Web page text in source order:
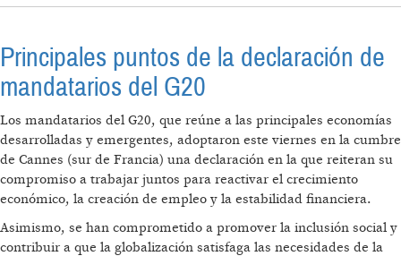
Principales puntos de la declaración de
mandatarios del G20
Los mandatarios del G20, que reúne a las principales economías
desarrolladas y emergentes, adoptaron este viernes en la cumbre
de Cannes (sur de Francia) una declaración en la que reiteran su
compromiso a trabajar juntos para reactivar el crecimiento
económico, la creación de empleo y la estabilidad financiera.
Asimismo, se han comprometido a promover la inclusión social y
contribuir a que la globalización satisfaga las necesidades de la